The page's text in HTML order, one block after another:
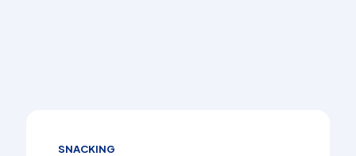
SNACKING